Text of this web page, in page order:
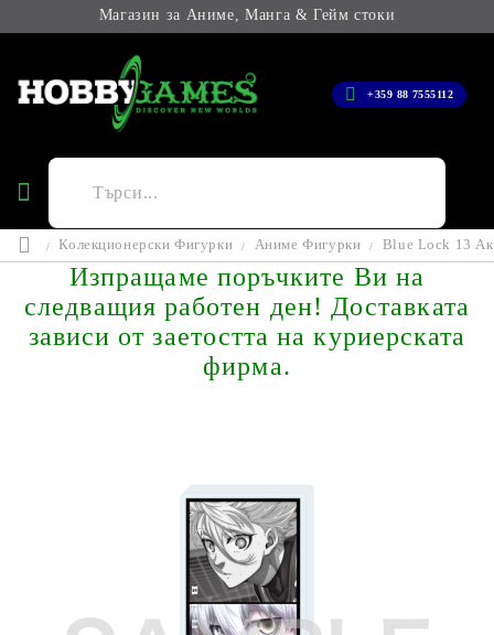
Магазин за Аниме, Манга & Гейм стоки
+359 88 7555112
Колекционерски Фигурки Аниме Фигурки Blue Lock 13
Изпращаме поръчките Ви на
следващия работен ден! Доставката
зависи от заетостта на куриерската
фирма.